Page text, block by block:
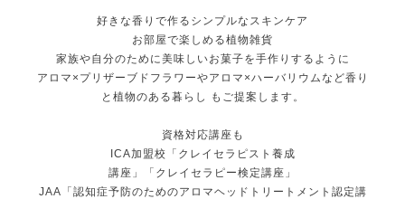
好きな香りで作るシンプルなスキンケア
お部屋で楽しめる植物雑貨
家族や自分のために美味しいお菓子を手作りするように
アロマ×プリザーブドフラワーやアロマ×ハーバリウムなど香り
と植物のある暮らし もご提案します。
資格対応講座も
ICA加盟校「クレイセラピスト養成
講座」「クレイセラピー検定講座」
JAA「認知症予防のためのアロマヘッドトリートメント認定講